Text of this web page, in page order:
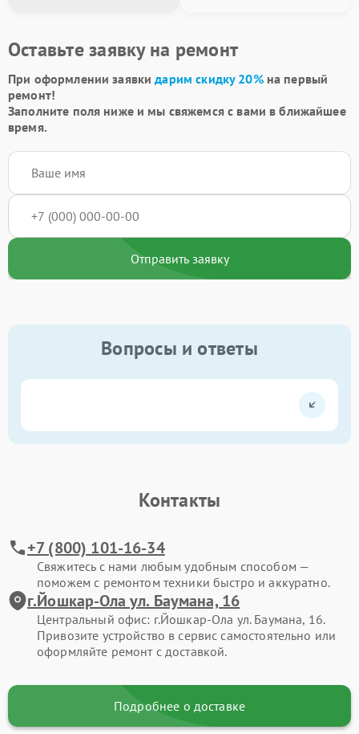
Оставьте заявку на ремонт
При оформлении заявкидарим скидку 20%на первый
ремонт!
Заполните поля ниже и мы свяжемся с вами в ближайшее
время.
Отправить заявку
Вопросы и ответы
Контакты
+7 (800) 101-16-34
Свяжитесь с нами любым удобным способом —
поможем с ремонтом техники быстро и аккуратно.
г.Йошкар-Ола ул. Баумана, 16
Центральный офис: г.Йошкар-Ола ул. Баумана, 16.
Привозите устройство в сервис самостоятельно или
оформляйте ремонт с доставкой.
Подробнее о доставке